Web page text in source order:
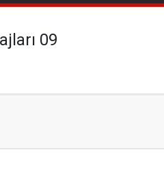
09